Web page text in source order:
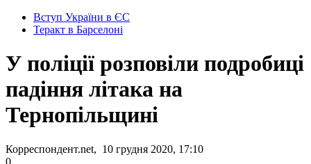
Вступ України в ЄС
Теракт в Барселоні
У поліції розповіли подробиці
падіння літака на
Тернопільщині
Корреспондент.net, 10 грудня 2020, 17:10
0